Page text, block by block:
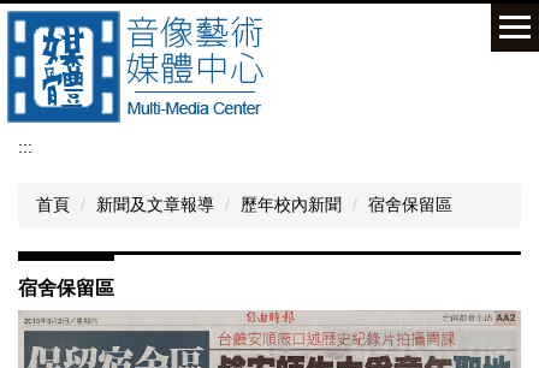
跳
到
要
內
容
:::
首頁 新聞及文章報導 歷年校內新聞 宿舍保留區
宿舍保留區